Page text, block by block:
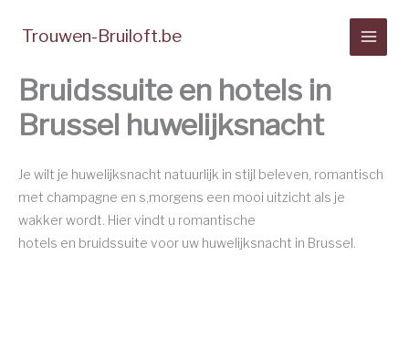
naar
inhoud
Trouwen-Bruiloft.be
Bruidssuite en hotels in
Brussel huwelijksnacht
Je wilt je huwelijksnacht natuurlijk in stijl beleven, romantisch
met champagne en s,morgens een mooi uitzicht als je
wakker wordt. Hier vindt u romantische
hotels en bruidssuite voor uw huwelijksnacht in Brussel.